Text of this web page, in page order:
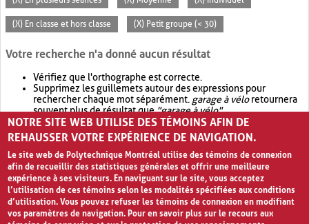
(X) En classe et hors classe (X) Petit groupe (< 30)
Votre recherche n'a donné aucun résultat
Vérifiez que l'orthographe est correcte.
Supprimez les guillemets autour des expressions pour
rechercher chaque mot séparément. garage à véloretournera
souvent plus de résultat que"garage à vélo".
Envisagez d'élargir votre recherche avec OR.garage OR vélo
retournera souvent plus de résultat quegarage à vélo
NOTRE SITE WEB UTILISE DES TÉMOINS AFIN DE
REHAUSSER VOTRE EXPÉRIENCE DE NAVIGATION.
Le site web de Polytechnique Montréal utilise des témoins de connexion
afin de recueillir des statistiques générales et offrir une meilleure
expérience à ses visiteurs. En naviguant sur le site, vous acceptez
l’utilisation de ces témoins selon les modalités spécifiées aux conditions
d’utilisation. Vous pouvez refuser les témoins de connexion en modifiant
vos paramètres de navigation. Pour en savoir plus sur le recours aux